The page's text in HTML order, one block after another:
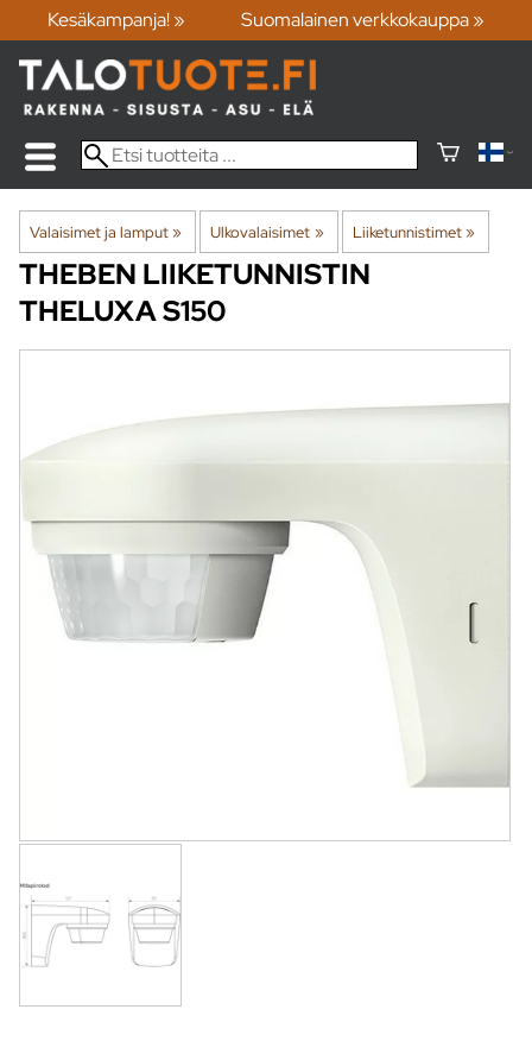
Kesäkampanja! » Suomalainen verkkokauppa »
Valaisimet ja lamput‪» Ulkovalaisimet ‪» Liiketunnistimet‪»
THEBEN LIIKETUNNISTIN
THELUXA S150